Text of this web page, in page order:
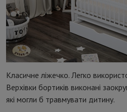
Класичне ліжечко. Легко
Верхівки бортиків виконані
які могли б травмувати дитину.